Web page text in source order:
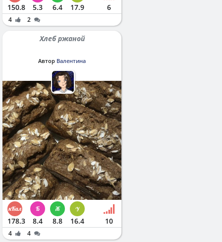
150.8 5.3 6.4 17.9 6
4 2
Хлеб ржаной
Автор Валентина
178.3 8.4 8.8 16.4 10
4 4